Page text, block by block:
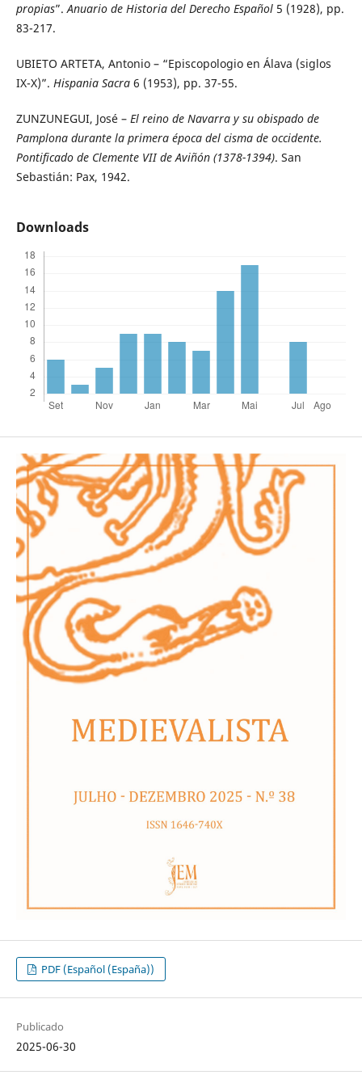
propias”.Anuario de Historia del Derecho Español5 (1928), pp.
83-217.
UBIETO ARTETA, Antonio – “Episcopologio en Álava (siglos
IX-X)”. Hispania Sacra6 (1953), pp. 37-55.
ZUNZUNEGUI, José – El reino de Navarra y su obispado de
Pamplona durante la primera época del cisma de occidente.
Pontificado de Clemente VII de Aviñón (1378-1394). San
Sebastián: Pax, 1942.
Downloads
PDF (Español (España))
Publicado
2025-06-30